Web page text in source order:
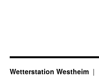
Wetterstation Westheim